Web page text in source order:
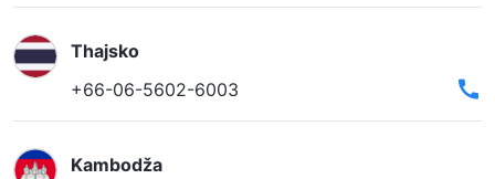
Thajsko
+66-06-5602-6003
Kambodža